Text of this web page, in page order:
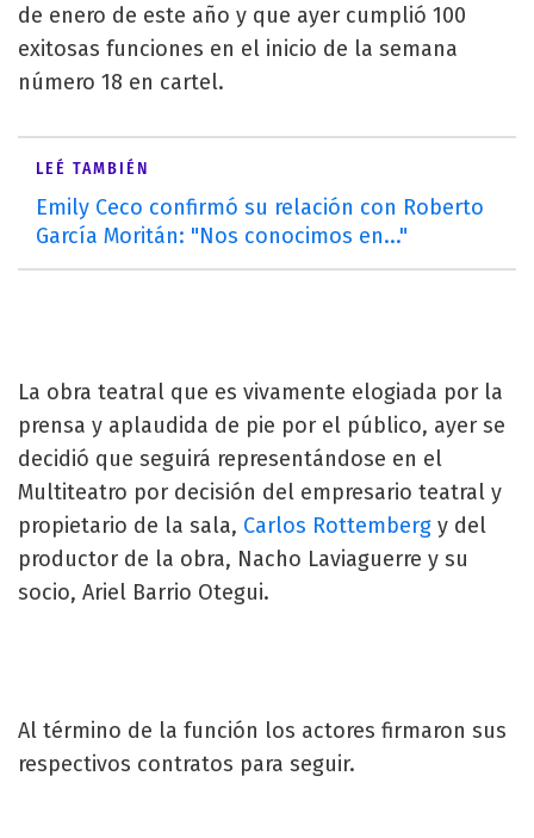
de enero de este año y que ayer cumplió 100
exitosas funciones en el inicio de la semana
número 18 en cartel.
LEÉ TAMBIÉN
Emily Ceco confirmó su relación con Roberto
García Moritán: "Nos conocimos en..."
La obra teatral que es vivamente elogiada por la
prensa y aplaudida de pie por el público, ayer se
decidió que seguirá representándose en el
Multiteatro por decisión del empresario teatral y
propietario de la sala, Carlos Rottemberg y del
productor de la obra, Nacho Laviaguerre y su
socio, Ariel Barrio Otegui.
Al término de la función los actores firmaron sus
respectivos contratos para seguir.